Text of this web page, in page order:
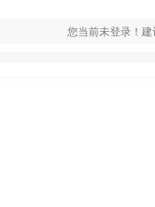
您当前未登录！